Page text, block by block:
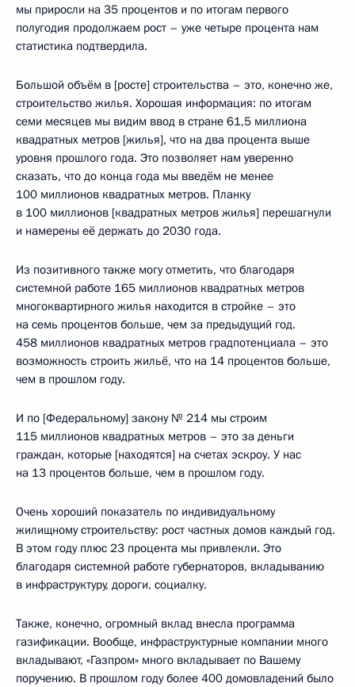
мы приросли на 35 процентов и по итогам первого
полугодия продолжаем рост – уже четыре процента нам
статистика подтвердила.
Большой объём в [росте] строительства – это, конечно же,
строительство жилья. Хорошая информация: по итогам
семи месяцев мы видим ввод в стране 61,5 миллиона
квадратных метров [жилья], что на два процента выше
уровня прошлого года. Это позволяет нам уверенно
сказать, что до конца года мы введём не менее
100 миллионов квадратных метров. Планку
в 100 миллионов [квадратных метров жилья] перешагнули
и намерены её держать до 2030 года.
Из позитивного также могу отметить, что благодаря
системной работе 165 миллионов квадратных метров
многоквартирного жилья находится в стройке – это
на семь процентов больше, чем за предыдущий год.
458 миллионов квадратных метров градпотенциала – это
возможность строить жильё, что на 14 процентов больше,
чем в прошлом году.
И по [Федеральному] закону № 214 мы строим
115 миллионов квадратных метров – это за деньги
граждан, которые [находятся] на счетах эскроу. У нас
на 13 процентов больше, чем в прошлом году.
Очень хороший показатель по индивидуальному
жилищному строительству: рост частных домов каждый год.
В этом году плюс 23 процента мы привлекли. Это
благодаря системной работе губернаторов, вкладыванию
в инфраструктуру, дороги, социалку.
Также, конечно, огромный вклад внесла программа
газификации. Вообще, инфраструктурные компании много
вкладывают, «Газпром» много вкладывает по Вашему
поручению. В прошлом году более 400 домовладений было